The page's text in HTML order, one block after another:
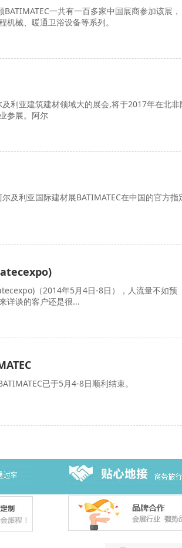
一共有一百多家中国展商参加该展，
械、暖通卫浴设备等系列。
亚建筑建材领域大的展会,将于2017年在北非
参展。阿尔
及利亚国际建材展BATIMATEC在中国的官方指
（2014年5月4日-8日），人流量不如预
详谈的客户还是很...
已于5月4-8日顺利结束。